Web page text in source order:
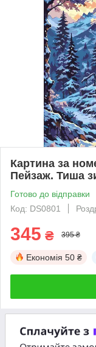
Картина за
Пейзаж. Тиша
Готово до відправки
Код: DS0801
345 ₴ 395 ₴
Економія 50 ₴